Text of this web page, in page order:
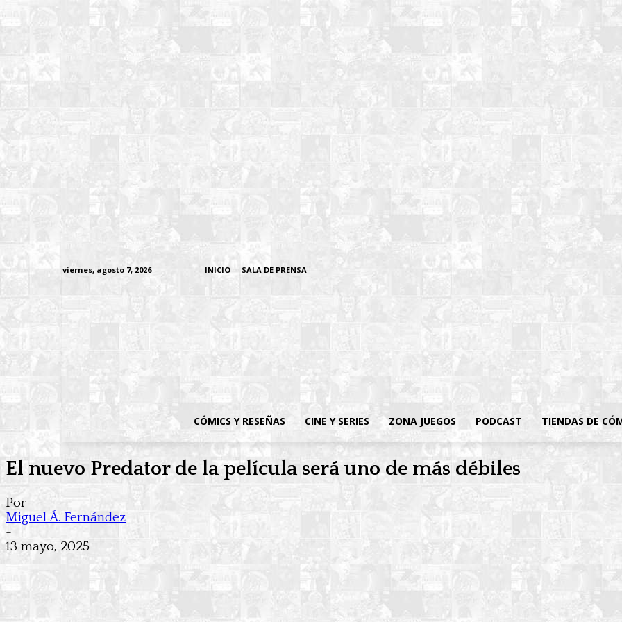
viernes, agosto 7, 2026 INICIO SALA DE PRENSA
CÓMICS Y RESEÑAS CINE Y SERIES ZONA JUEGOS PODCAST TIENDAS DE
El nuevo Predator de la película será uno de más débiles
Por
Miguel Á. Fernández
-
13 mayo, 2025